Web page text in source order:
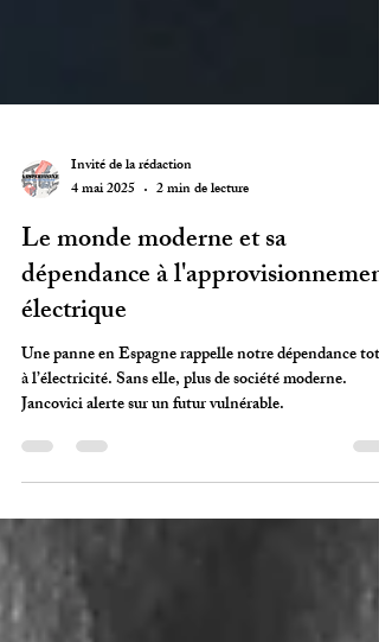
Invité de la rédaction
4 mai 2025
Le monde moderne et sa
dépendance à l'approvisionnement
électrique
à l’électricité. Sans elle, plus de société moderne.